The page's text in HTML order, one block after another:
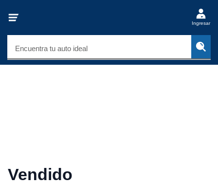
Ingresar
Encuentra tu auto ideal
Vendido